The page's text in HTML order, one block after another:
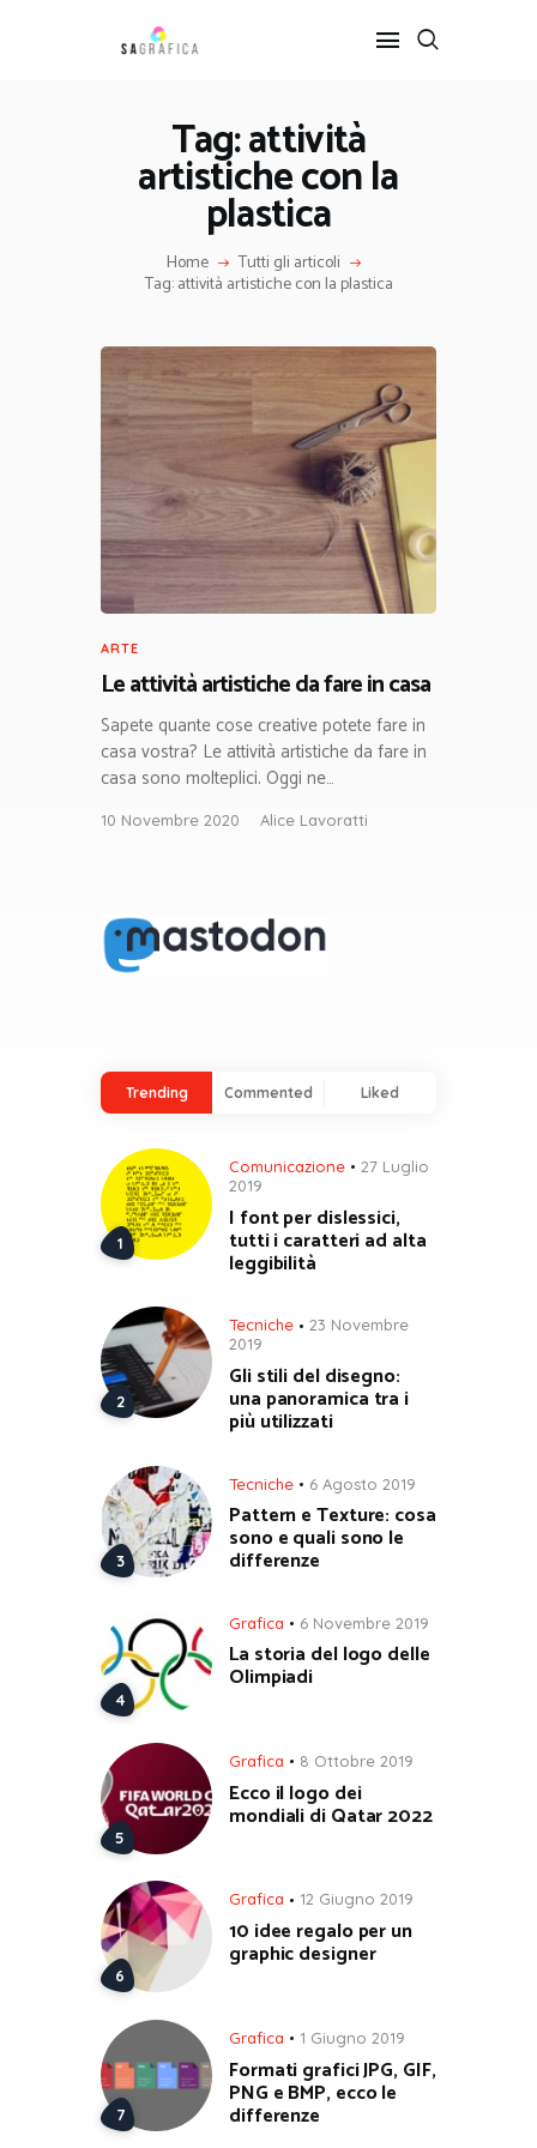
Tag: attività
artistiche con la
plastica
Home Tutti gli articoli
Tag: attività artistiche con la plastica
HOME
GRAFICA
INTERIOR DESIGN
SERVIZI
CONTATTI
ARTE
Le attività artistiche da fare in casa
Sapete quante cose creative potete fare in
casa vostra? Le attività artistiche da fare in
casa sono molteplici. Oggi ne…
10 Novembre 2020 Alice Lavoratti
Trending Commented Liked
Comunicazione
27 Luglio
2019
I font per dislessici,
tutti i caratteri ad alta
leggibilità
Tecniche
23 Novembre
2019
Gli stili del disegno:
una panoramica tra i
più utilizzati
Tecniche 6 Agosto 2019
Pattern e Texture: cosa
sono e quali sono le
differenze
Grafica 6 Novembre 2019
La storia del logo delle
Olimpiadi
Grafica 8 Ottobre 2019
Ecco il logo dei
mondiali di Qatar 2022
Grafica 12 Giugno 2019
10 idee regalo per un
graphic designer
Grafica 1 Giugno 2019
Formati grafici JPG, GIF,
PNG e BMP, ecco le
differenze